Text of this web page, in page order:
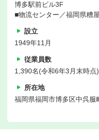
博多駅前ビル3F
■物流センター／福岡県糟
設立
1949年11月
従業員数
1,390名(令和6年3月末時点)
所在地
福岡県福岡市博多区中呉服